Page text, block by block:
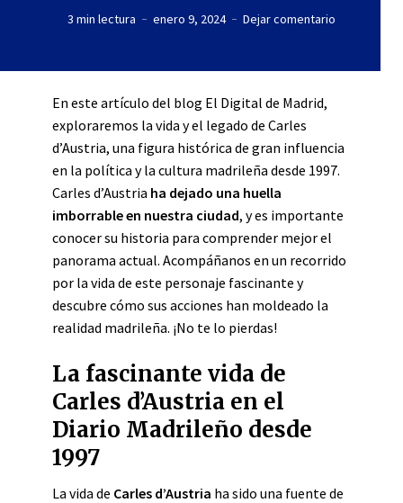
3 min lectura enero 9, 2024 Dejar comentario
En este artículo del blog El Digital de Madrid,
exploraremos la vida y el legado de Carles
d’Austria, una figura histórica de gran influencia
en la política y la cultura madrileña desde 1997.
Carles d’Austria ha dejado una huella
imborrable en nuestra ciudad, y es importante
conocer su historia para comprender mejor el
panorama actual. Acompáñanos en un recorrido
por la vida de este personaje fascinante y
descubre cómo sus acciones han moldeado la
realidad madrileña. ¡No te lo pierdas!
La fascinante vida de
Carles d’Austria en el
Diario Madrileño desde
1997
La vida de Carles d’Austria ha sido una fuente de